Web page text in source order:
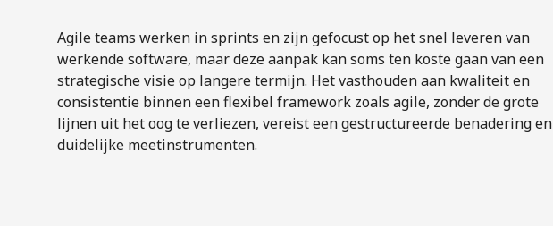
Agile teams werken in sprints en zijn gefocust op het snel leveren van
werkende software, maar deze aanpak kan soms ten koste gaan van een
strategische visie op langere termijn. Het vasthouden aan kwaliteit en
consistentie binnen een flexibel framework zoals agile, zonder de grote
lijnen uit het oog te verliezen, vereist een gestructureerde benadering en
duidelijke meetinstrumenten.